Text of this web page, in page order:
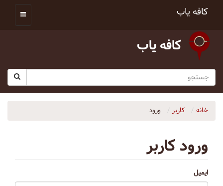
کافه یاب
کافه یاب
خانه کاربر ورود
ورود کاربر
ایمیل